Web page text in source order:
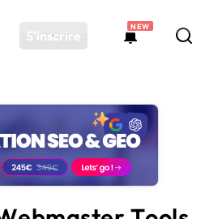
S'inscrire
NEW